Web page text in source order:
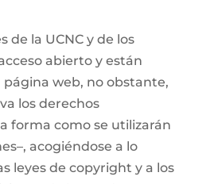
de la UCNC y de los
abierto y están
página web, no obstante,
los derechos
forma como se utilizarán
acogiéndose a lo
leyes de copyright y a los